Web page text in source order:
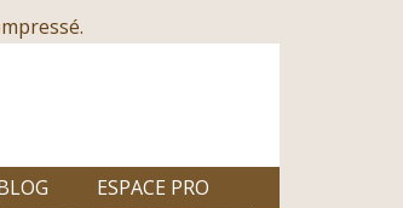
ESPACE PRO